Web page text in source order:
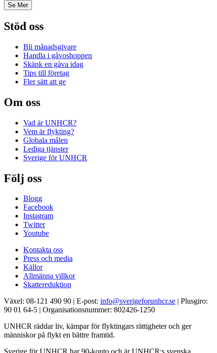
Stöd oss
Bli månadsgivare
Handla i gåvoshoppen
Skänk en gåva idag
Tips till företag
Fler sätt att ge
Om oss
Vad är UNHCR?
Vem är flykting?
Globala målen
Lediga tjänster
Sverige för UNHCR
Följ oss
Blogg
Facebook
Instagram
Twitter
Youtube
Kontakta oss
Press och media
Källor
Allmänna villkor
Skattereduktion
Växel: 08-121 490 90 | E-post: info@sverigeforunhcr.se | Plusgiro:
90 01 64-5 | Organisationsnummer: 802426-1250
UNHCR räddar liv, kämpar för flyktingars rättigheter och ger
människor på flykt en bättre framtid.